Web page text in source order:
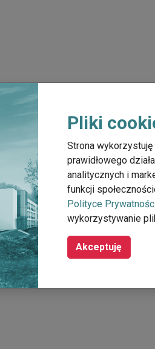
Pliki
Strona
prawidłowego
analitycznych i
funkcji
Polityce
wykorzystywanie
Akceptuję